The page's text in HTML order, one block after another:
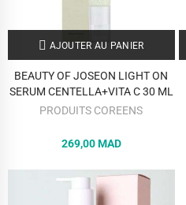
AJOUTER AU PANIER
BEAUTY OF JOSEON LIGHT ON
SERUM CENTELLA+VITA C 30 ML
PRODUITS COREENS
269,00 MAD